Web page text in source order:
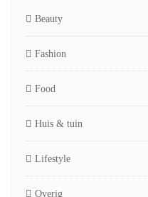
Beauty
Fashion
Food
Huis & tuin
Lifestyle
Overig